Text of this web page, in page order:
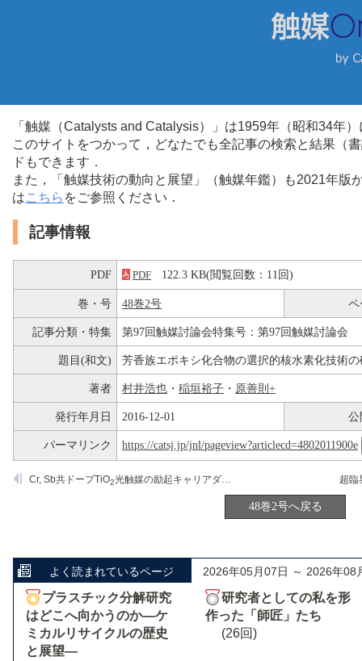
「触媒（Catalysts and Catalysis）」は1959年（昭和34年
このサイトをつかって，どなたでも全記事の検索と結果（
ドもできます．
また，「触媒技術の動向と展望」（触媒年鑑）も2021年
はこちら をご参照ください．
記事情報
PDF PDF 122.3 KB(閲覧回数：11回)
巻・号 48巻2号 ペ
記事分類・特集 第97回触媒討論会特集号：第97回触媒討論会
題目(和文) 芳香族エポキシ化合物の選択的核水素化技術の
著者 村井浩也 ・ 稲垣裕子 ・ 原善則+
発行年月日 2016-12-01 公
パーマリンク https://catsj.jp/jnl/pageview?articlecd=4802011900e
Cr, Sb共ドープTiO2光触媒の励起キャリアダイナミクス
48巻2号へ戻る
よく読まれているページ 2026年05月07日 ～ 2026年08
プラスチック分解研究
はどこへ向かうのか―ケ
ミカルリサイクルの歴史
と展望―
研究者としての私を形
作った「師匠」たち
(26回)